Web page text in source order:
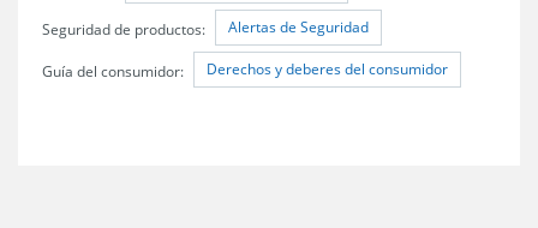
Seguridad de productos: Alertas de Seguridad
Guía del consumidor: Derechos y deberes del consumidor